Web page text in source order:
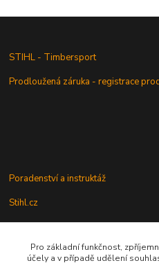
STIHL - Timbersport
Prodloužená záruka - registrace
Poradenství a instruktáž
Stihl.cz
Údržba a servis
Pro základní funkčnost,
účely a v případě udělení